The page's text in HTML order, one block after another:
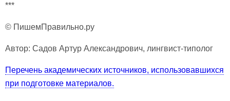
***
© ПишемПравильно.ру
Автор: Садов Артур Александрович, лингвист-типолог
Перечень академических источников, использовавшихся
при подготовке материалов.